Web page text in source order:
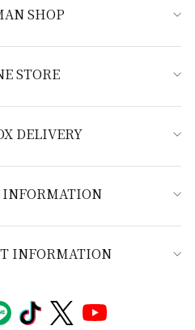
SHOP
STORE
DELIVERY
INFORMATION
INFORMATION